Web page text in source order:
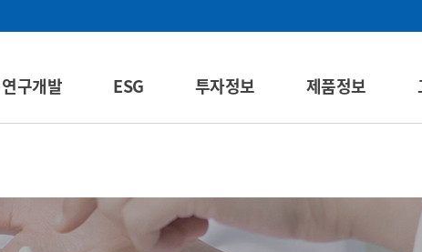
연구개발 ESG 투자정보 제품정보